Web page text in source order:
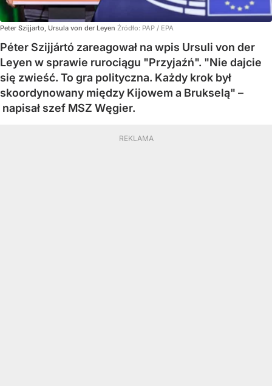
Peter Szijjarto, Ursula von der Leyen Źródło: PAP / EPA
Péter Szijjártó zareagował na wpis Ursuli von der
Leyen w sprawie rurociągu "Przyjaźń". "Nie dajcie
się zwieść. To gra polityczna. Każdy krok był
skoordynowany między Kijowem a Brukselą" –
napisał szef MSZ Węgier.